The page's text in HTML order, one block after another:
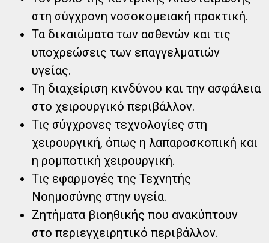
στη σύγχρονη νοσοκομειακή πρακτική.
Τα δικαιώματα των ασθενών και τις
υποχρεώσεις των επαγγελματιών
υγείας.
Τη διαχείριση κινδύνου και την ασφάλεια
στο χειρουργικό περιβάλλον.
Τις σύγχρονες τεχνολογίες στη
χειρουργική, όπως η λαπαροσκοπική και
η ρομποτική χειρουργική.
Τις εφαρμογές της Τεχνητής
Νοημοσύνης στην υγεία.
Ζητήματα βιοηθικής που ανακύπτουν
στο περιεγχειρητικό περιβάλλον.